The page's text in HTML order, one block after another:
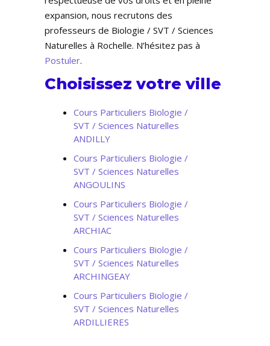
expansion, nous recrutons des
professeurs de Biologie / SVT / Sciences
Naturelles à Rochelle. N’hésitez pas à
Postuler.
Choisissez votre ville
Cours Particuliers Biologie /
SVT / Sciences Naturelles
ANDILLY
Cours Particuliers Biologie /
SVT / Sciences Naturelles
ANGOULINS
Cours Particuliers Biologie /
SVT / Sciences Naturelles
ARCHIAC
Cours Particuliers Biologie /
SVT / Sciences Naturelles
ARCHINGEAY
Cours Particuliers Biologie /
SVT / Sciences Naturelles
ARDILLIERES